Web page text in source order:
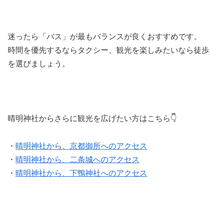
迷ったら「バス」が最もバランスが良くおすすめです。
時間を優先するならタクシー、観光を楽しみたいなら徒歩
を選びましょう。
晴明神社からさらに観光を広げたい方はこちら👇
・ 晴明神社から、京都御所へのアクセス
・ 晴明神社から、二条城へのアクセス
・ 晴明神社から、下鴨神社へのアクセス